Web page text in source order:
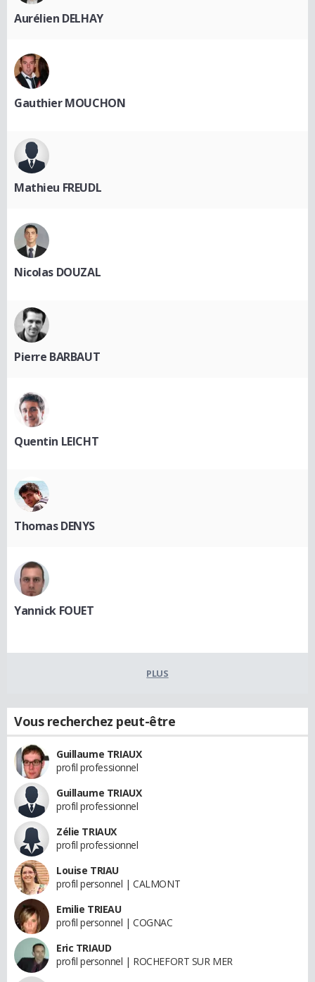
Aurélien DELHAY
Gauthier MOUCHON
Mathieu FREUDL
Nicolas DOUZAL
Pierre BARBAUT
Quentin LEICHT
Thomas DENYS
Yannick FOUET
PLUS
Vous recherchez peut-être
Guillaume TRIAUX
profil professionnel
Guillaume TRIAUX
profil professionnel
Zélie TRIAUX
profil professionnel
Louise TRIAU
profil personnel | CALMONT
Emilie TRIEAU
profil personnel | COGNAC
Eric TRIAUD
profil personnel | ROCHEFORT SUR MER